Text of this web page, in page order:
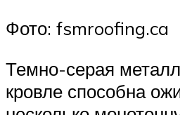
Фото: fsmroofing.ca
Темно-серая
кровле способна